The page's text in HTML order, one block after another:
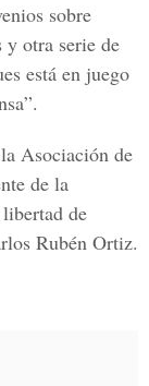
sobre
y otra serie de
está en juego
Asociación de
de la
de
Rubén Ortiz.